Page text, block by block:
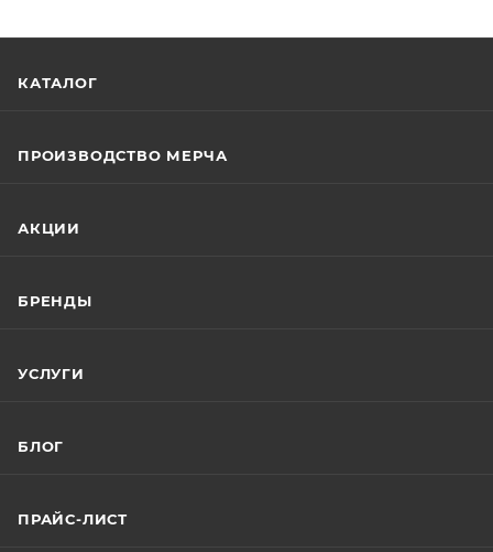
КАТАЛОГ
ПРОИЗВОДСТВО МЕРЧА
АКЦИИ
БРЕНДЫ
УСЛУГИ
БЛОГ
ПРАЙС-ЛИСТ